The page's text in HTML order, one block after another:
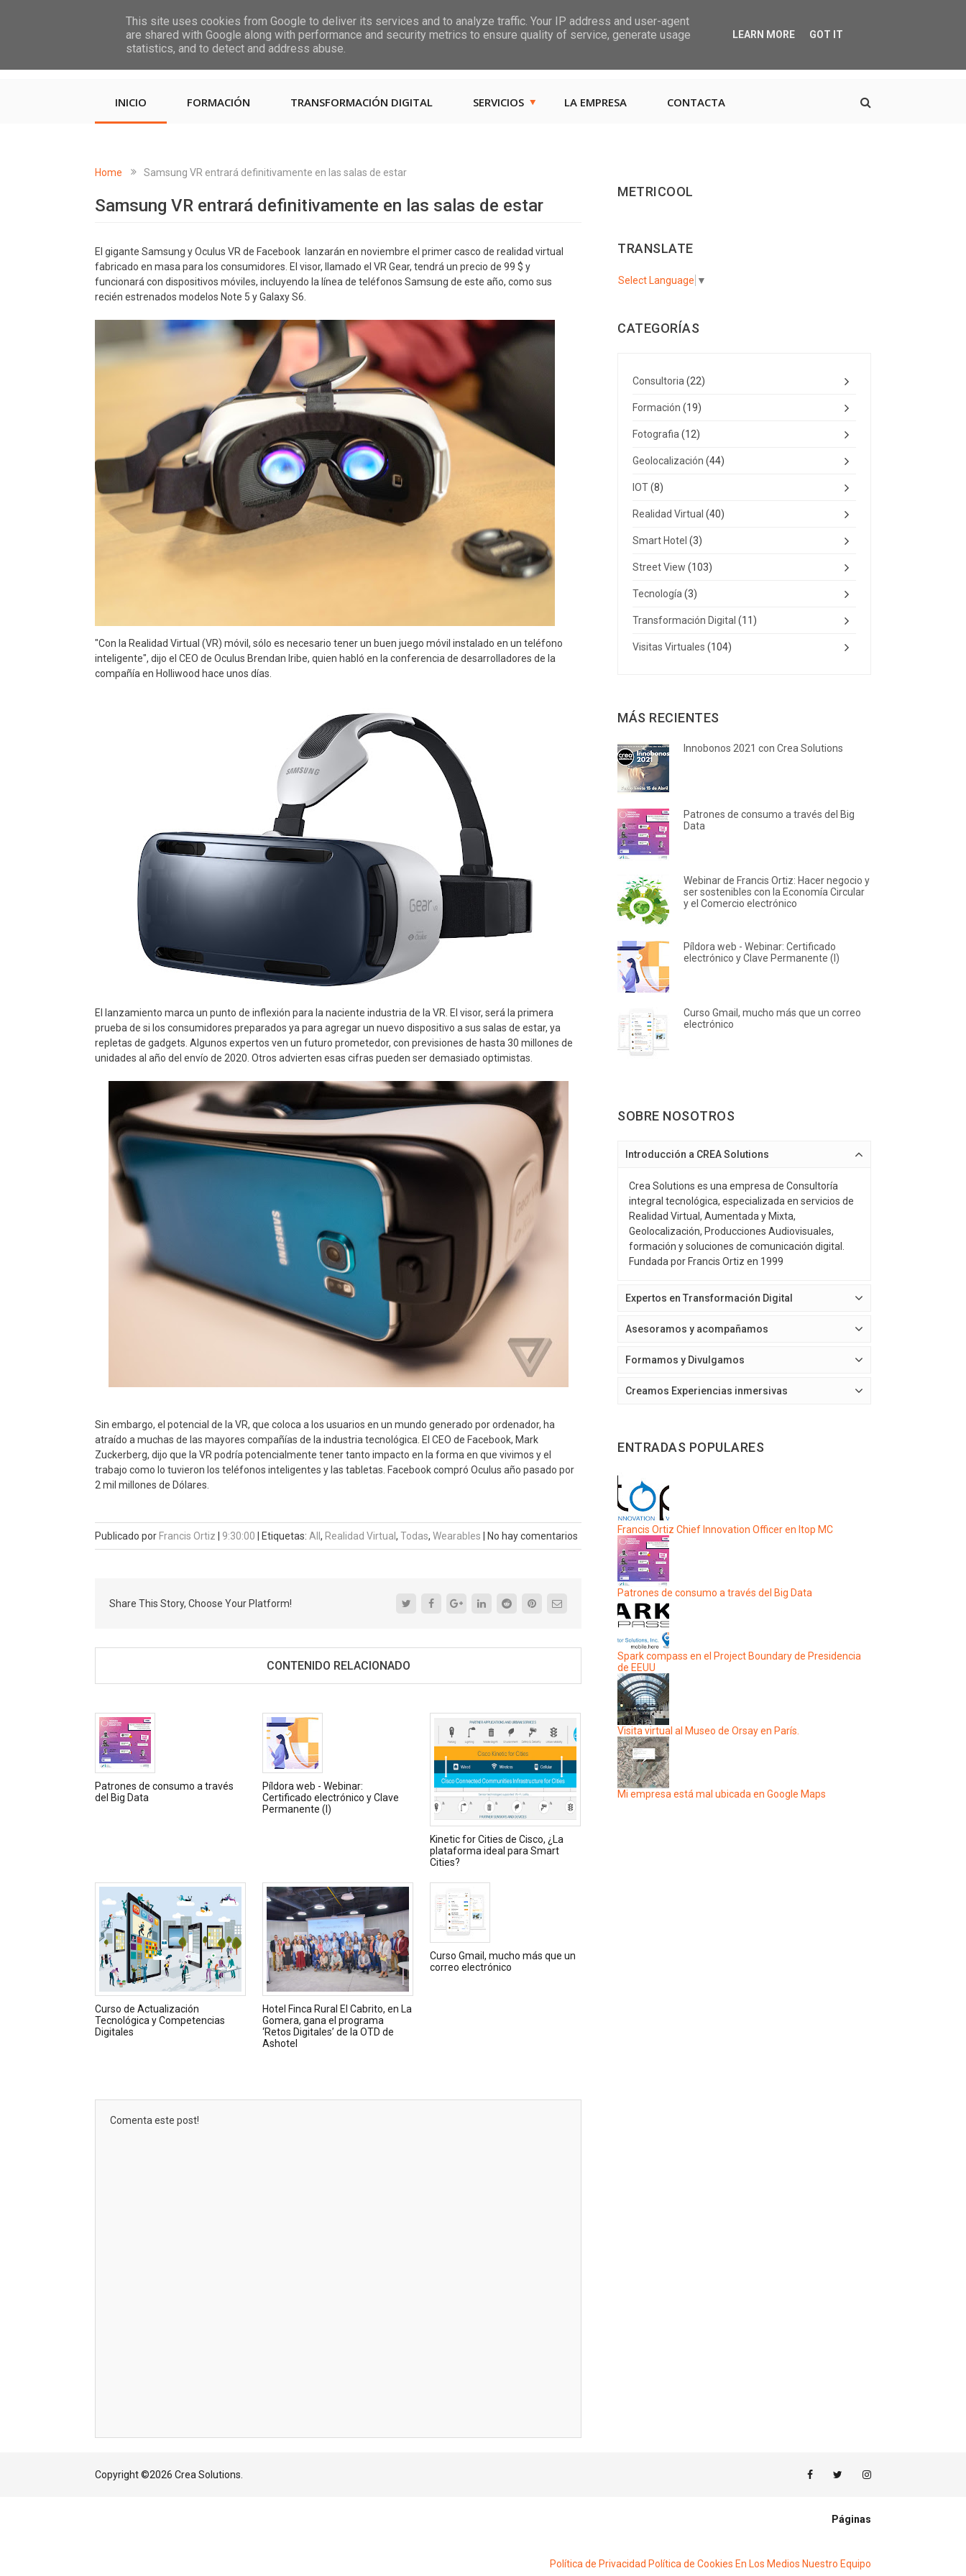
Las, Calle las Jarcias, 4, 38670 CDTCA, Tenerife +34.615.684.195
INICIO FORMACIÓN TRANSFORMACIÓN DIGITAL SERVICIOS LA EMPRESA CONTACTA
Home Samsung VR entrará definitivamente en las salas de estar
Samsung VR entrará definitivamente en las salas de estar
El gigante Samsung y Oculus VR de Facebook lanzarán en noviembre el primer casco de realidad virtual
fabricado en masa para los consumidores. El visor, llamado el VR Gear, tendrá un precio de 99 $ y
funcionará con dispositivos móviles, incluyendo la línea de teléfonos Samsung de este año, como sus
recién estrenados modelos Note 5 y Galaxy S6.
"Con la Realidad Virtual (VR) móvil, sólo es necesario tener un buen juego móvil instalado en un teléfono
inteligente", dijo el CEO de Oculus Brendan Iribe, quien habló en la conferencia de desarrolladores de la
compañía en Holliwood hace unos días.
El lanzamiento marca un punto de inflexión para la naciente industria de la VR. El visor, será la primera
prueba de si los consumidores preparados ya para agregar un nuevo dispositivo a sus salas de estar, ya
repletas de gadgets. Algunos expertos ven un futuro prometedor, con previsiones de hasta 30 millones de
unidades al año del envío de 2020. Otros advierten esas cifras pueden ser demasiado optimistas.
Sin embargo, el potencial de la VR, que coloca a los usuarios en un mundo generado por ordenador, ha
atraído a muchas de las mayores compañías de la industria tecnológica. El CEO de Facebook, Mark
Zuckerberg, dijo que la VR podría potencialmente tener tanto impacto en la forma en que vivimos y el
trabajo como lo tuvieron los teléfonos inteligentes y las tabletas. Facebook compró Oculus año pasado por
2 mil millones de Dólares.
Publicado por Francis Ortiz 9:30:00 Etiquetas: All , Realidad Virtual , Todas, Wearables No hay comentarios
Share This Story, Choose Your Platform!
CONTENIDO RELACIONADO
Patrones de consumo a través
del Big Data
Píldora web - Webinar:
Certificado electrónico y Clave
Permanente (I)
Kinetic for Cities de Cisco, ¿La
plataforma ideal para Smart
Cities?
Curso de Actualización
Tecnológica y Competencias
Digitales
Hotel Finca Rural El Cabrito, en La
Gomera, gana el programa
‘Retos Digitales’ de la OTD de
Ashotel
Curso Gmail, mucho más que un
correo electrónico
Comenta este post!
METRICOOL
TRANSLATE
Select Language ▼
CATEGORÍAS
Consultoria(22)
Formación (19)
Fotografia(12)
Geolocalización (44)
IOT(8)
Realidad Virtual (40)
Smart Hotel (3)
Street View (103)
Tecnología(3)
Transformación Digital (11)
Visitas Virtuales (104)
MÁS RECIENTES
Innobonos 2021 con Crea Solutions
Patrones de consumo a través del Big
Data
Webinar de Francis Ortiz: Hacer negocio y
ser sostenibles con la Economía Circular
y el Comercio electrónico
Píldora web - Webinar: Certificado
electrónico y Clave Permanente (I)
Curso Gmail, mucho más que un correo
electrónico
SOBRE NOSOTROS
Introducción a CREA Solutions
Crea Solutions es una empresa de Consultoría
integral tecnológica, especializada en servicios de
Realidad Virtual, Aumentada y Mixta,
Geolocalización, Producciones Audiovisuales,
formación y soluciones de comunicación digital.
Fundada por Francis Ortiz en 1999
Expertos en Transformación Digital
Asesoramos y acompañamos
Formamos y Divulgamos
Creamos Experiencias inmersivas
ENTRADAS POPULARES
Francis Ortiz Chief Innovation Officer en Itop MC
Patrones de consumo a través del Big Data
Spark compass en el Project Boundary de Presidencia
de EEUU
Visita virtual al Museo de Orsay en París.
Mi empresa está mal ubicada en Google Maps
Copyright ©2026 Crea Solutions.
Páginas
Política de Privacidad Política de Cookies En Los Medios Nuestro Equipo
This site uses cookies from Google to deliver its services and to analyze traffic. Your IP address and user-agent
are shared with Google along with performance and security metrics to ensure quality of service, generate usage
statistics, and to detect and address abuse.
LEARN MORE GOT IT